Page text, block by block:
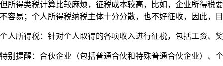
但所得类税计算比较麻烦，征税成本较高，比如，企业所得税
不容易；个人所得税纳税主体十分分散，也不好征收，因此，
个人所得税：针对个人取得的各项收入进行征税，包括工资、
特别提醒：合伙企业（包括普通合伙和特殊普通合伙企业）、